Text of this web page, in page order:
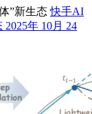
快手AI
2025年 10月 24